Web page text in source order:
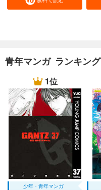
青年マンガ ランキング
1位
少年・青年マンガ